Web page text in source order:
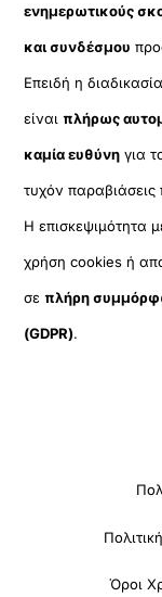
ενημερωτικούς
και συνδέσμου
Επειδή η
είναιπλήρως
καμία ευθύνη για
τυχόν παραβιάσεις
Η επισκεψιμότητα
χρήση cookies ή
σεπλήρη
(GDPR).
Όροι